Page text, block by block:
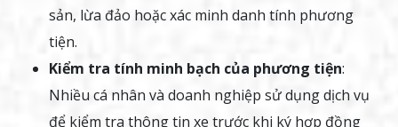
sản, lừa đảo hoặc xác minh danh tính phương
tiện.
Kiểm tra tính minh bạch của phương tiện:
Nhiều cá nhân và doanh nghiệp sử dụng dịch vụ
để kiểm tra thông tin xe trước khi ký hợp đồng